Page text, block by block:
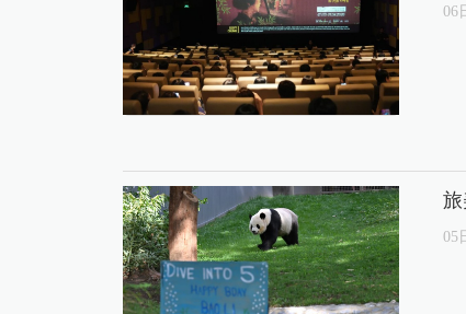
06
旅
05